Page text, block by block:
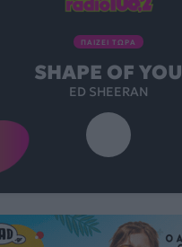
ΠΑΙΖΕΙ ΤΩΡΑ
SHAPE OF YOU
ED SHEERAN